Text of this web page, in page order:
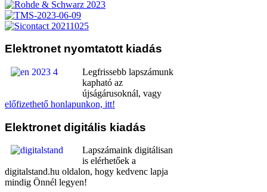
Elektronet nyomtatott kiadás
Legfrissebb lapszámunk
kapható az
újságárusoknál, vagy
előfizethető honlapunkon, itt!
Elektronet digitális kiadás
Lapszámaink digitálisan
is elérhetőek a
digitalstand.hu oldalon, hogy kedvenc lapja
mindig Önnél legyen!